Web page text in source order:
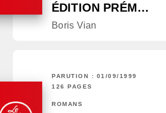
ÉDITION PRÉM…
Boris Vian
PARUTION : 01/09/1999
126 PAGES
ROMANS